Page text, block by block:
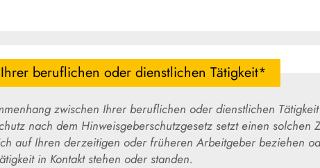
beruflichen oder dienstlichen Tätigkeit*
zwischen Ihrer beruflichen oder dienstlichen Tätigkeit und Ihrer Kenntnis von dem
Hinweisgeberschutzgesetz setzt einen solchen Zusammenhang voraus. Der
früheren Arbeitgeber beziehen oder auf eine andere Stelle, zu der
Sie durch Ihre berufliche Tätigkeit in Kontakt stehen oder standen.